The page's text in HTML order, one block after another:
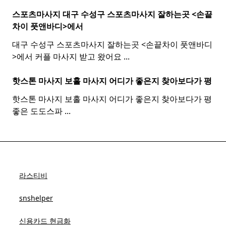
스포츠마사지 대구 수성구 스포츠마사지 잘하는곳 <손끝
차이 풋앤바디>에서
대구 수성구 스포츠마사지 잘하는곳 <손끝차이 풋앤바디
>에서 커플 마사지 받고 왔어요 ...
핫스톤 마사지 보홀 마사지 어디가 좋은지 찾아보다가 평
핫스톤 마사지 보홀 마사지 어디가 좋은지 찾아보다가 평
좋은 도도스파 ...
라스티비
snshelper
신용카드 현금화